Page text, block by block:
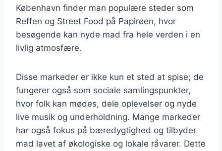
København finder man populære steder som
Reffen og Street Food på Papirøen, hvor
besøgende kan nyde mad fra hele verden i en
livlig atmosfære.
Disse markeder er ikke kun et sted at spise; de
fungerer også som sociale samlingspunkter,
hvor folk kan mødes, dele oplevelser og nyde
live musik og underholdning. Mange markeder
har også fokus på bæredygtighed og tilbyder
mad lavet af økologiske og lokale råvarer. Dette